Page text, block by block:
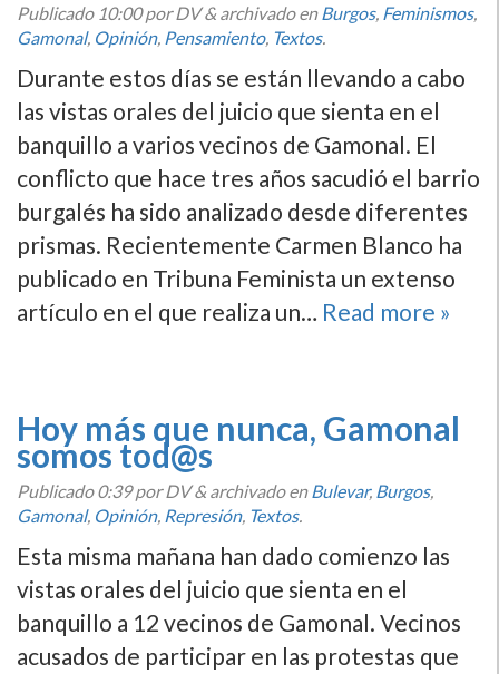
Publicado 10:00por DV&archivado enBurgos, Feminismos,
Gamonal, Opinión, Pensamiento, Textos.
Durante estos dí­as se están llevando a cabo
las vistas orales del juicio que sienta en el
banquillo a varios vecinos de Gamonal. El
conflicto que hace tres años sacudió el barrio
burgalés ha sido analizado desde diferentes
prismas. Recientemente Carmen Blanco ha
publicado en Tribuna Feminista un extenso
artí­culo en el que realiza un… Read more »
Hoy más que nunca, Gamonal
somos tod@s
Publicado0:39por DV&archivado enBulevar, Burgos,
Gamonal, Opinión, Represión, Textos.
Esta misma mañana han dado comienzo las
vistas orales del juicio que sienta en el
banquillo a 12 vecinos de Gamonal. Vecinos
acusados de participar en las protestas que